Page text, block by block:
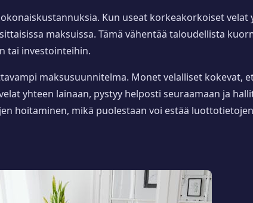
Kun useat korkeakorkoiset velat
maksuissa. Tämä vähentää taloudellista
tai investointeihin.
maksusuunnitelma. Monet velalliset kokevat,
yhteen lainaan, pystyy helposti seuraamaan ja
hoitaminen, mikä puolestaan voi estää